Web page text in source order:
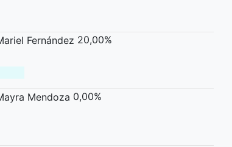
Fernández 20,00%
Mendoza 0,00%